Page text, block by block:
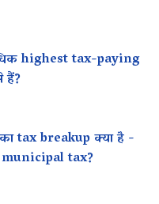
highest tax-paying
हैं?
tax breakup क्या है -
tax?